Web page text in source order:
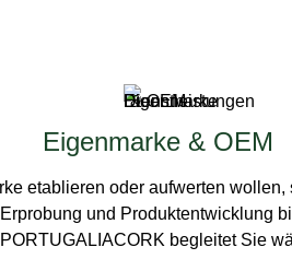
Eigenmarke & OEM
etablieren oder aufwerten wollen,
und Produktentwicklung
begleitet Sie